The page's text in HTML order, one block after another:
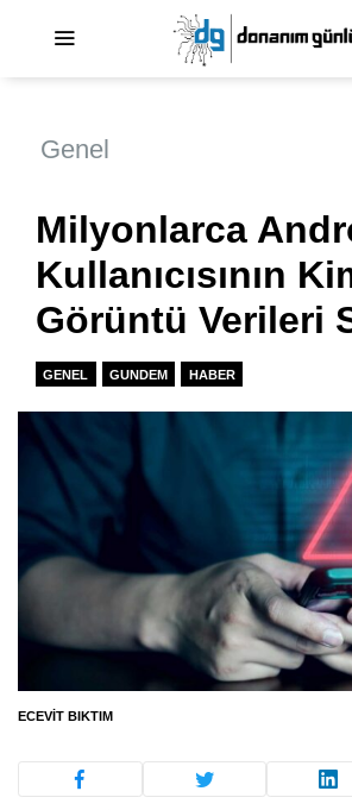
Genel
Milyonlarca
Kullanıcısının
Görüntü Verileri
GENEL GUNDEM HABER
ECEVIT BIKTIM